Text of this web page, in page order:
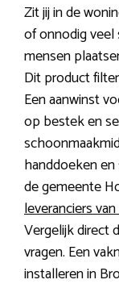
Zit jij in de
of onnodig veel
mensen
Dit product
Een aanwinst
op bestek en
handdoeken
de gemeente
leveranciers
Vergelijk direct
vragen. Een
installeren in